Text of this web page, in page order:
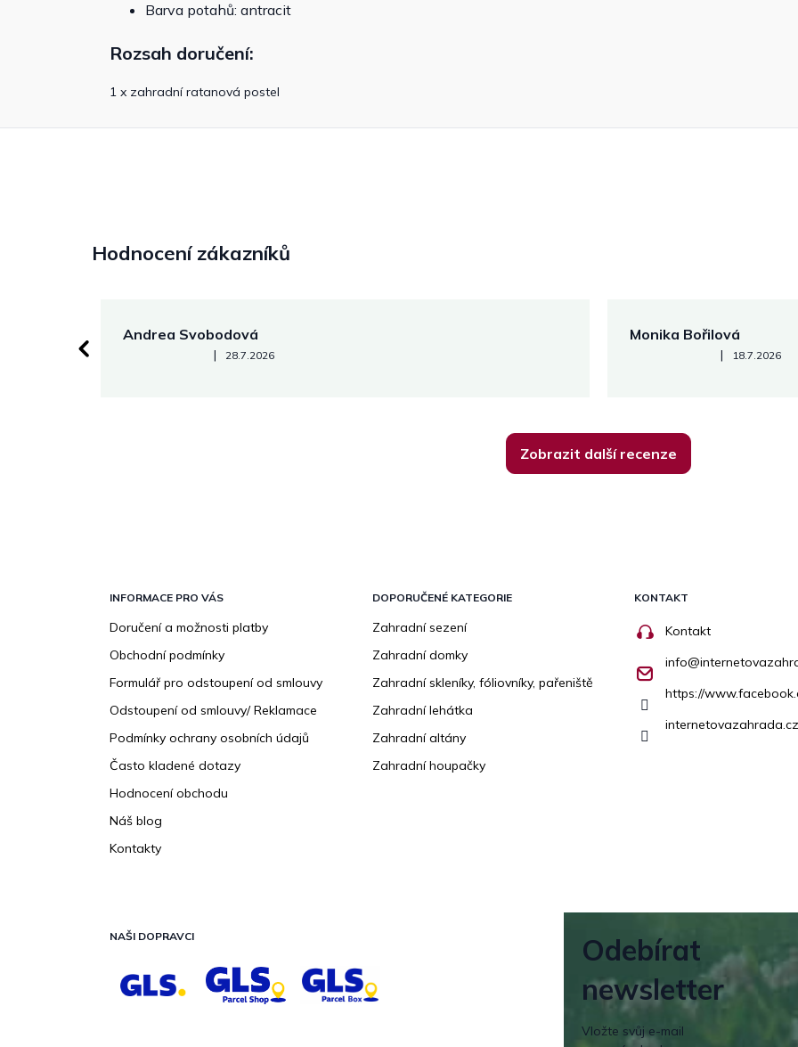
Barva potahů: antracit
Rozsah doručení:
1 x zahradní ratanová postel
Hodnocení zákazníků
Andrea Svobodová
Hodnocení obchodu je 5 z 5 hvězdiček.
| 28.7.2026
Monika Bořilová
Hodnocení obchodu je 5 z
| 18.7.2026
Zobrazit další recenze
INFORMACE PRO VÁS
Doručení a možnosti platby
Obchodní podmínky
Formulář pro odstoupení od smlouvy
Odstoupení od smlouvy/ Reklamace
Podmínky ochrany osobních údajů
Často kladené dotazy
Hodnocení obchodu
Náš blog
Kontakty
DOPORUČENÉ KATEGORIE
Zahradní sezení
Zahradní domky
Zahradní skleníky, fóliovníky, pařeniště
Zahradní lehátka
Zahradní altány
Zahradní houpačky
KONTAKT
Kontakt
info@
https://
NAŠI DOPRAVCI
Odebírat
newsletter
Vložte svůj e-mail